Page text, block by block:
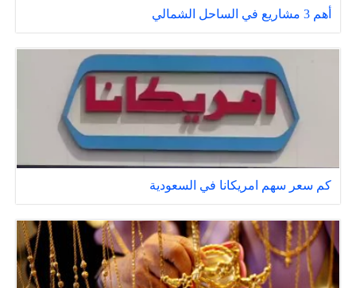
أهم 3 مشاريع في الساحل الشمالي
كم سعر سهم امريكانا في السعودية